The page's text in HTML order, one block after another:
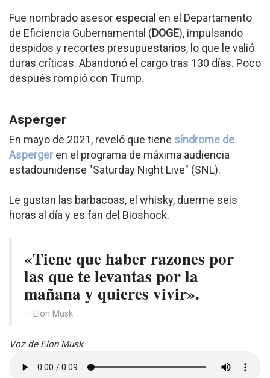
Fue nombrado asesor especial en el Departamento
de Eficiencia Gubernamental (DOGE), impulsando
despidos y recortes presupuestarios, lo que le valió
duras críticas. Abandonó el cargo tras 130 días. Poco
después rompió con Trump.
Asperger
En mayo de 2021, reveló que tiene síndrome de
Aspergeren el programa de máxima audiencia
estadounidense "Saturday Night Live" (SNL).
Le gustan las barbacoas, el whisky, duerme seis
horas al día y es fan del Bioshock.
«Tiene que haber razones por
las que te levantas por la
mañana y quieres vivir».
Elon Musk
Voz de Elon Musk